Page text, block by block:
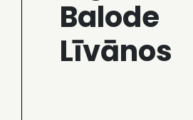
Balode
Līvānos